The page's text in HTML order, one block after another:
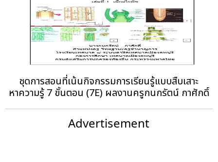
ชุดการสอนที่เน้นกิจกรรมการเรียนรู้แบบสืบเสาะ
หาความรู้ 7 ขั้นตอน (7E) ผลงานครูกนกรัตน์ กาศักดิ์
Advertisement